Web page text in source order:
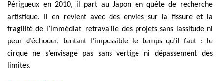
Périgueux en 2010, il part au Japon en quête de recherche
artistique. Il en revient avec des envies sur la fissure et la
fragilité de l’immédiat, retravaille des projets sans lassitude ni
peur d’échouer, tentant l’impossible le temps qu’il faut : le
cirque ne s’envisage pas sans vertige ni dépassement des
limites.